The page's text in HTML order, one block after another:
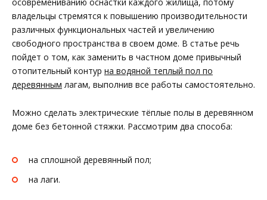
владельцы стремятся к повышению производительности
различных функциональных частей и увеличению
свободного пространства в своем доме. В статье речь
пойдет о том, как заменить в частном доме привычный
отопительный контур на водяной теплый пол по
деревянным лагам, выполнив все работы самостоятельно.
Можно сделать электрические тёплые полы в деревянном
доме без бетонной стяжки. Рассмотрим два способа:
на сплошной деревянный пол;
на лаги.